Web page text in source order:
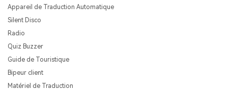
Appareil de Traduction Automatique
Silent Disco
Radio
Quiz Buzzer
Guide de Touristique
Bipeur client
Matériel de Traduction